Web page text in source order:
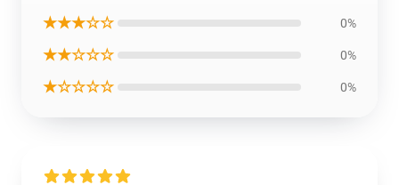
★★★☆☆ 0%
★★☆☆☆ 0%
★☆☆☆☆ 0%